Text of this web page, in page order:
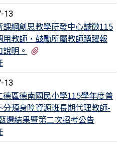
13
課綱創思教學研發中心誠徵115
用教師，鼓勵所屬教師踴躍報
明。
13
德區德南國民小學115學年度普
分類身障資源班長期代理教師-
選結果暨第二次招考公告